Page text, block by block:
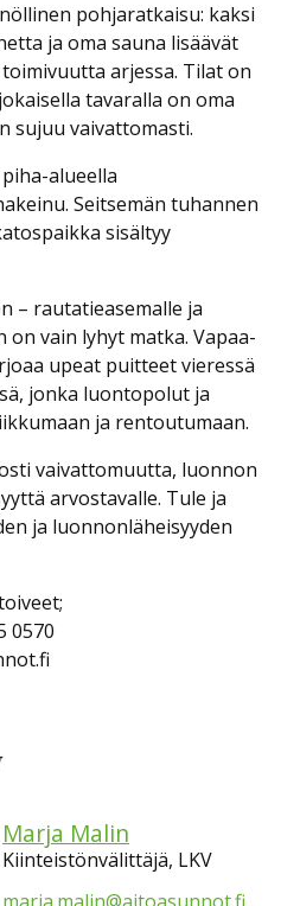
pohjaratkaisu: kaksi
ja oma sauna lisäävät
arjessa. Tilat on
tavaralla on oma
sujuu vaivattomasti.
alueella
Seitsemän tuhannen
sisältyy
– rautatieasemalle ja
on vain lyhyt matka. Vapaa-
upeat puitteet vieressä
jonka luontopolut ja
ja rentoutumaan.
vaivattomuutta, luonnon
arvostavalle. Tule ja
ja luonnonläheisyyden
0570
Marja Malin
Kiinteistönvälittäjä, LKV